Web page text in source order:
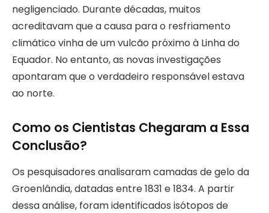
negligenciado. Durante décadas, muitos
acreditavam que a causa para o resfriamento
climático vinha de um vulcão próximo à Linha do
Equador. No entanto, as novas investigações
apontaram que o verdadeiro responsável estava
ao norte.
Como os Cientistas Chegaram a Essa
Conclusão?
Os pesquisadores analisaram camadas de gelo da
Groenlândia, datadas entre 1831 e 1834. A partir
dessa análise, foram identificados isótopos de